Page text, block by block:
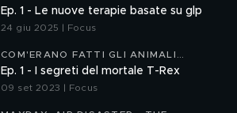
Ep. 1 - Le nuove terapie basate su glp
24 giu 2025 | Focus
COM'ERANO FATTI GLI ANIMALI
PREISTORICI
Ep. 1 - I segreti del mortale T-Rex
09 set 2023 | Focus